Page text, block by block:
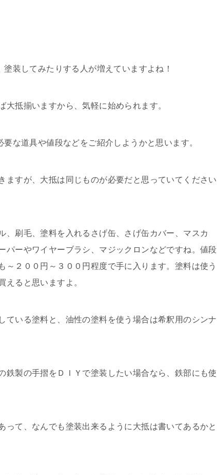
装してみたりする人が増えていますよね！
抵揃いますから、気軽に始められます。
な道具や値段などをご紹介しようかと思います。
ますが、大抵は同じものが必要だと思っていてください
、刷毛、塗料を入れるさげ缶、さげ缶カバー、マスカ
パーやワイヤーブラシ、マジックロンなどですね。値段
２００円～３００円程度で手に入ります。塗料は使う
えると思いますよ。
ている塗料と、油性の塗料を使う場合は希釈用のシンナ
鉄製の手摺をＤＩＹで塗装したい場合なら、鉄部にも使
って、なんでも塗装出来るように大抵は書いてあるかと